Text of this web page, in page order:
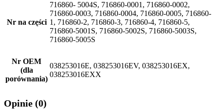
Nr na części
716860- 5004S, 716860-0001, 716860-0002,
716860-0003, 716860-0004, 716860-0005, 716860-
1, 716860-2, 716860-3, 716860-4, 716860-5,
716860-5001S, 716860-5002S, 716860-5003S,
716860-5005S
Nr OEM
(dla
porównania)
038253016E, 038253016EV, 038253016EX,
038253016EXX
Opinie (0)